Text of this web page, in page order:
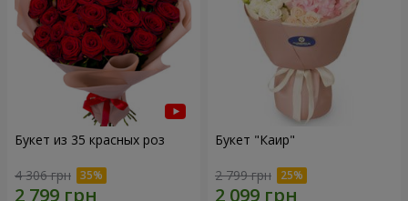
Букет из 35 красных роз
4 306 грн
Букет "Каир"
2 799 грн